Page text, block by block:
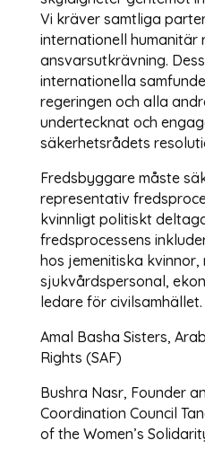
Vi kräver samtliga
internationell humanitär
ansvarsutkrävning.
internationella
regeringen och alla
undertecknat och
säkerhetsrådets
Fredsbyggare måste
representativ
kvinnligt politiskt
fredsprocessens
hos jemenitiska
sjukvårdspersonal,
ledare för civilsamhället.
Amal Basha Sisters,
Rights (SAF)
Bushra Nasr, Founder
Coordination Council
of the Women’s